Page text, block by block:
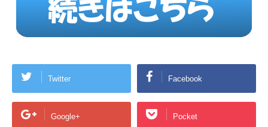
Twitter Facebook
Google+ Pocket